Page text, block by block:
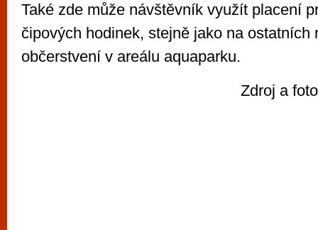
Také zde může návštěvník využít placení
čipových hodinek, stejně jako na ostatních
občerstvení v areálu aquaparku.
Zdroj a